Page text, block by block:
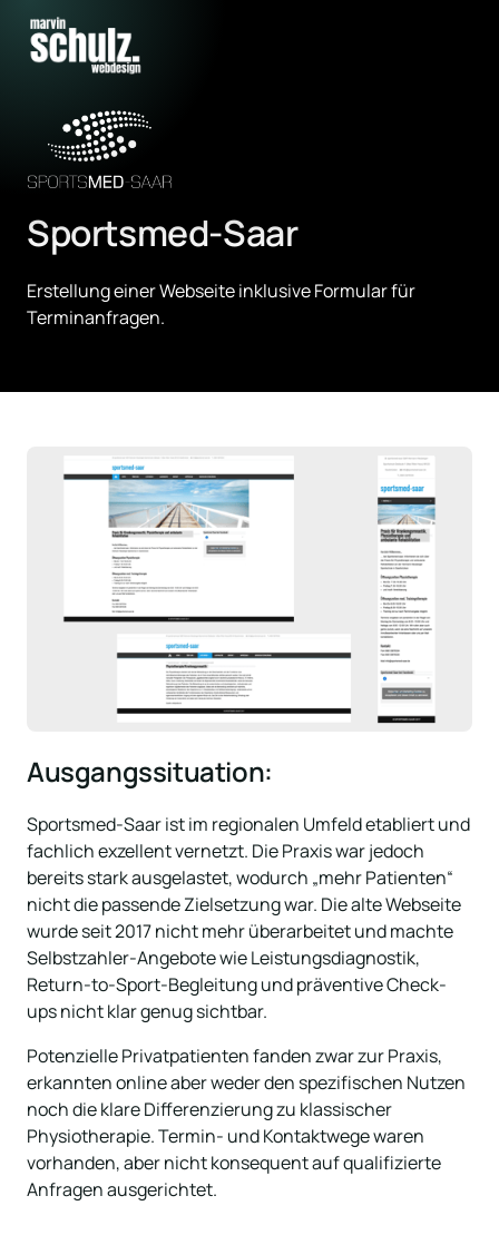
Sportsmed-Saar
Erstellung einer Webseite inklusive Formular für
Terminanfragen.
Ausgangssituation:
Sportsmed-Saar ist im regionalen Umfeld etabliert und
fachlich exzellent vernetzt. Die Praxis war jedoch
bereits stark ausgelastet, wodurch „mehr Patienten“
nicht die passende Zielsetzung war. Die alte Webseite
wurde seit 2017 nicht mehr überarbeitet und machte
Selbstzahler-Angebote wie Leistungsdiagnostik,
Return-to-Sport-Begleitung und präventive Check-
ups nicht klar genug sichtbar.
Potenzielle Privatpatienten fanden zwar zur Praxis,
erkannten online aber weder den spezifischen Nutzen
noch die klare Differenzierung zu klassischer
Physiotherapie. Termin- und Kontaktwege waren
vorhanden, aber nicht konsequent auf qualifizierte
Anfragen ausgerichtet.